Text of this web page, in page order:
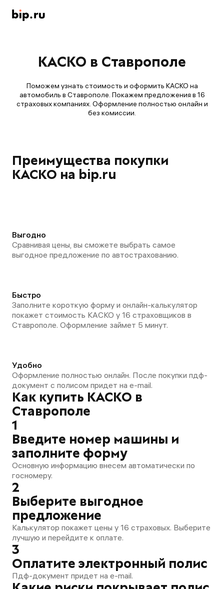
КАСКО в Ставрополе
Поможем узнать стоимость и оформить КАСКО на
автомобиль в Ставрополе. Покажем предложения в 16
страховых компаниях. Оформление полностью онлайн и
без комиссии.
Преимущества покупки
КАСКО на bip.ru
Выгодно
Сравнивая цены, вы сможете выбрать самое
выгодное предложение по автострахованию.
Быстро
Заполните короткую форму и онлайн-калькулятор
покажет стоимость КАСКО у 16 страховщиков в
Ставрополе. Оформление займет 5 минут.
Удобно
Оформление полностью онлайн. После покупки пдф-
документ с полисом придет на e-mail.
Как купить КАСКО в
Ставрополе
1
Введите номер машины и
заполните форму
Основную информацию внесем автоматически по
госномеру.
2
Выберите выгодное
предложение
Калькулятор покажет цены у 16 страховых. Выберите
лучшую и перейдите к оплате.
3
Оплатите электронный полис
Пдф-документ придет на e-mail.